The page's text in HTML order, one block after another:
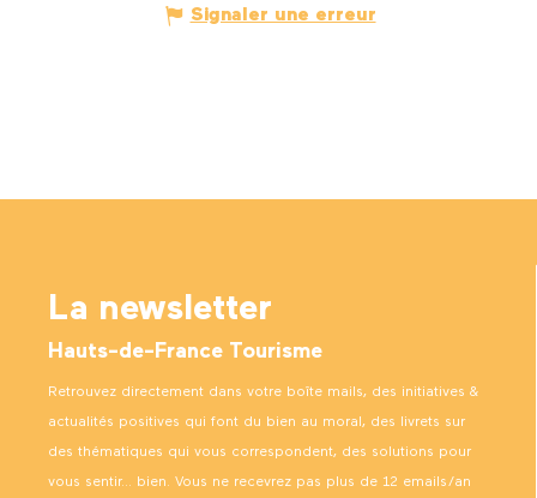
Signaler une erreur
La newsletter
Hauts-de-France Tourisme
Retrouvez directement dans votre boîte mails, des initiatives &
actualités positives qui font du bien au moral, des livrets sur
des thématiques qui vous correspondent, des solutions pour
vous sentir… bien. Vous ne recevrez pas plus de 12 emails/an